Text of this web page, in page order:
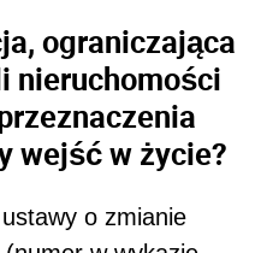
ograniczająca
nieruchomości
wejść w życie?
o zmianie